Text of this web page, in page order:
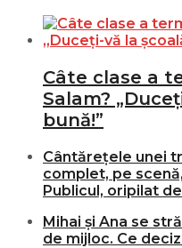
Câte clase a
Salam?
bună!”
Cântărețele unei
complet, pe
Publicul, oripilat
Mihai și Ana se
de mijloc. Ce